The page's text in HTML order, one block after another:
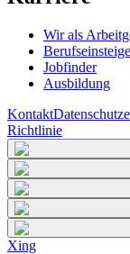
Wir als
Jobfinder
Ausbildung
Kontakt
Richtlinie
Xing